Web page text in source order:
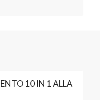
10 IN 1 ALLA